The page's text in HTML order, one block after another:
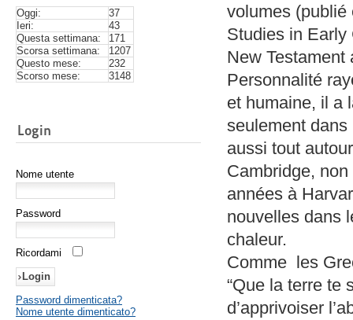
Oggi:
37
Ieri:
43
Questa settimana:
171
Scorsa settimana:
1207
Questo mese:
232
Scorso mese:
3148
Login
Nome utente
Password
Ricordami
Password dimenticata?
Nome utente dimenticato?
volumes (publié
Studies in Early
New Testament
Personnalité
et humaine, il a
seulement
aussi tout
Cambridge,
années à
nouvelles dans
chaleur.
Comme les
“Que la terre te
d’apprivoiser